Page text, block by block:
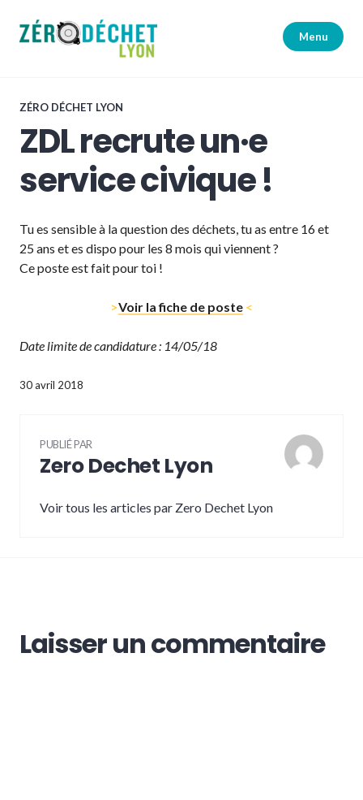
contenu
Menu
ZÉRO DÉCHET LYON
ZDL recrute un·e
service civique !
Tu es sensible à la question des déchets, tu as entre 16 et
25 ans et es dispo pour les 8 mois qui viennent ?
Ce poste est fait pour toi !
>Voir la fiche de poste <
Date limite de candidature : 14/05/18
30 avril 2018
PUBLIÉ PAR
Zero Dechet Lyon
Voir tous les articles par Zero Dechet Lyon
Laisser un commentaire